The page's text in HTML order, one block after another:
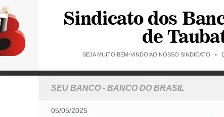
SEJA MUITO BEM-VINDO AO NOSSO SINDICATO •
SEU BANCO - BANCO DO BRASIL
05/05/2025